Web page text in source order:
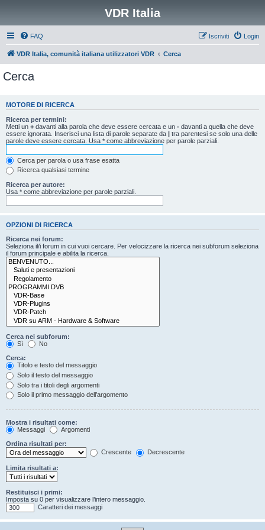
VDR Italia
FAQ Login
Iscriviti
VDR Italia, comunità italiana utilizzatori VDR Cerca
Cerca
MOTORE DI RICERCA
Ricerca per termini:
Metti un + davanti alla parola che deve essere cercata e un - davanti a quella che deve
essere ignorata. Inserisci una lista di parole separate da | tra parentesi se solo una delle
parole deve essere cercata. Usa * come abbreviazione per parole parziali.
Cerca per parola o usa frase esatta
Ricerca qualsiasi termine
Ricerca per autore:
Usa * come abbreviazione per parole parziali.
OPZIONI DI RICERCA
Ricerca nei forum:
Seleziona il/i forum in cui vuoi cercare. Per velocizzare la ricerca nei subforum seleziona
il forum principale e abilita la ricerca.
Cerca nei subforum:
Sì
No
Cerca:
Titolo e testo del messaggio
Solo il testo del messaggio
Solo tra i titoli degli argomenti
Solo il primo messaggio dell’argomento
Mostra i risultati come:
Messaggi
Argomenti
Ordina risultati per:
Crescente
Decrescente
Limita risultati a:
Restituisci i primi:
Imposta su 0 per visualizzare l’intero messaggio.
Caratteri dei messaggi